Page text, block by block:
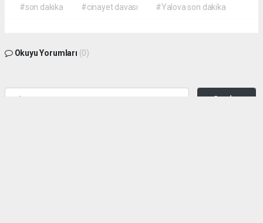
#son dakika
#cinayet davası #Yalova son dakika
Okuyu Yorumları (0)
Gonder